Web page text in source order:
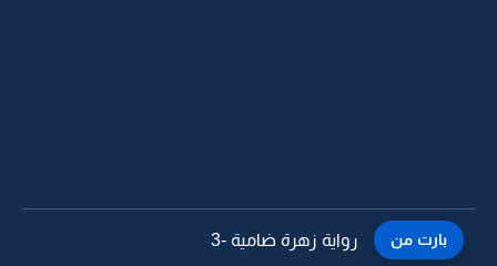
بارت من رواية زهرة ضامية -2